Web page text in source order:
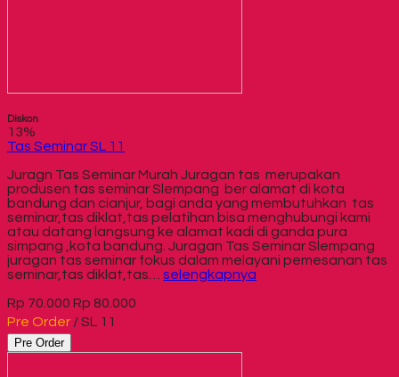
Diskon
13%
Tas Seminar SL 11
Juragn Tas Seminar Murah Juragan tas merupakan
produsen tas seminar Slempang ber alamat di kota
bandung dan cianjur, bagi anda yang membutuhkan tas
seminar,tas diklat,tas pelatihan bisa menghubungi kami
atau datang langsung ke alamat kadi di ganda pura
simpang ,kota bandung. Juragan Tas Seminar Slempang
juragan tas seminar fokus dalam melayani pemesanan tas
seminar,tas diklat,tas… selengkapnya
Rp 70.000 Rp 80.000
Pre Order / SL 11
Pre Order